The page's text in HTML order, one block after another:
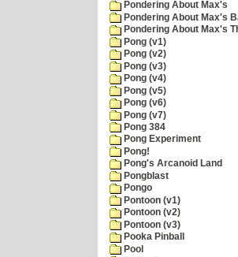
Pondering About Max's
Pondering About Max's
Pondering About Max's
Pong (v1)
Pong (v2)
Pong (v3)
Pong (v4)
Pong (v5)
Pong (v6)
Pong (v7)
Pong 384
Pong Experiment
Pong!
Pong's Arcanoid Land
Pongblast
Pongo
Pontoon (v1)
Pontoon (v2)
Pontoon (v3)
Pooka Pinball
Pool